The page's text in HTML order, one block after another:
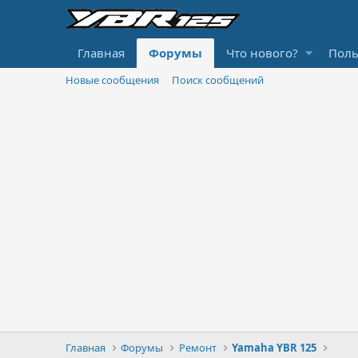
Главная Форумы Что нового?
Новые сообщения Поиск сообщений
Главная Форумы Ремонт Yamaha YBR 125